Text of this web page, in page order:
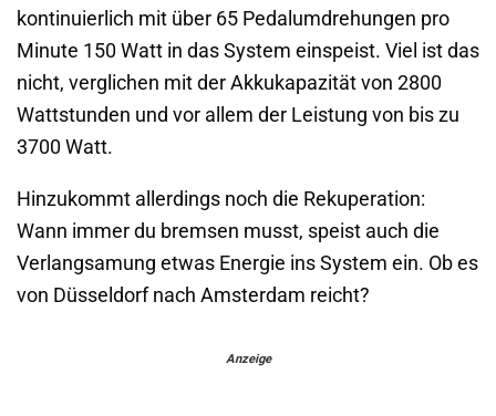
kontinuierlich mit über 65 Pedalumdrehungen pro
Minute 150 Watt in das System einspeist. Viel ist das
nicht, verglichen mit der Akkukapazität von 2800
Wattstunden und vor allem der Leistung von bis zu
3700 Watt.
Hinzukommt allerdings noch die Rekuperation:
Wann immer du bremsen musst, speist auch die
Verlangsamung etwas Energie ins System ein. Ob es
von Düsseldorf nach Amsterdam reicht?
Anzeige